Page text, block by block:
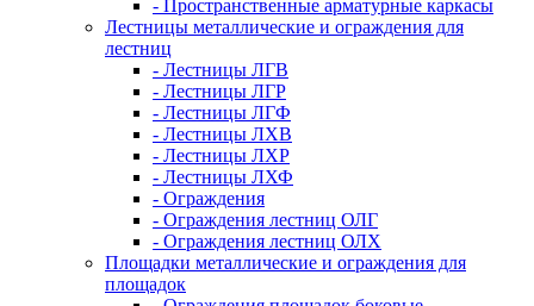
- Пространственные арматурные каркасы
Лестницы металлические и ограждения для
лестниц
- Лестницы ЛГВ
- Лестницы ЛГР
- Лестницы ЛГФ
- Лестницы ЛХВ
- Лестницы ЛХР
- Лестницы ЛХФ
- Ограждения
- Ограждения лестниц ОЛГ
- Ограждения лестниц ОЛХ
Площадки металлические и ограждения для
площадок